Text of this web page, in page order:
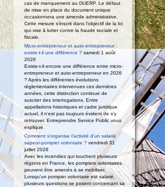
cas de manquement au DUERP. Le défaut
de mise en place du document unique
occasionnera une amende administrative.
Cette mesure s’inscrit dans l’objectif de la loi
qui vise à lutter contre la fraude sociale et
fiscale.
Micro-entrepreneur et auto-entrepreneur :
existe-t-il une différence ? samedi 1 août
2026
Existe-t-il encore une différence entre micro-
entrepreneur et auto-entrepreneur en 2026
? Après les différentes évolutions
réglementaires intervenues ces dernières
années, cette distinction continue de
susciter des interrogations. Entre
appellations historiques et cadre juridique
actuel, il n’est pas toujours évident de s’y
retrouver. Entreprendre Service Public vous
explique.
Comment s’organise l’activité d’un salarié
sapeur-pompier volontaire ? vendredi 31
juillet 2026
Avec les incendies qui touchent plusieurs
régions en France, les pompiers volontaires
peuvent être amenés à se mobiliser.
Lorsqu’un pompier volontaire est salarié,
plusieurs questions se posent concernant sa